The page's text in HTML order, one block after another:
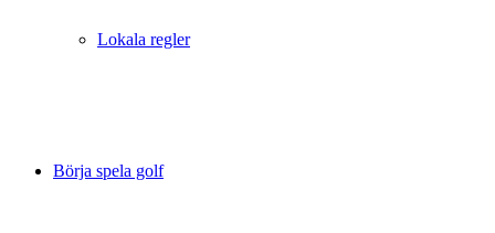
Lokala regler
Börja spela golf